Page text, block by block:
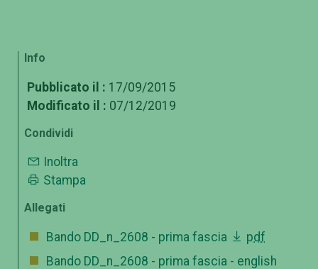
Info
Pubblicato il : 17/09/2015
Modificato il : 07/12/2019
Condividi
Inoltra
Stampa
Allegati
Bando DD_n_2608 - prima fascia
pdf
Bando DD_n_2608 - prima fascia - english